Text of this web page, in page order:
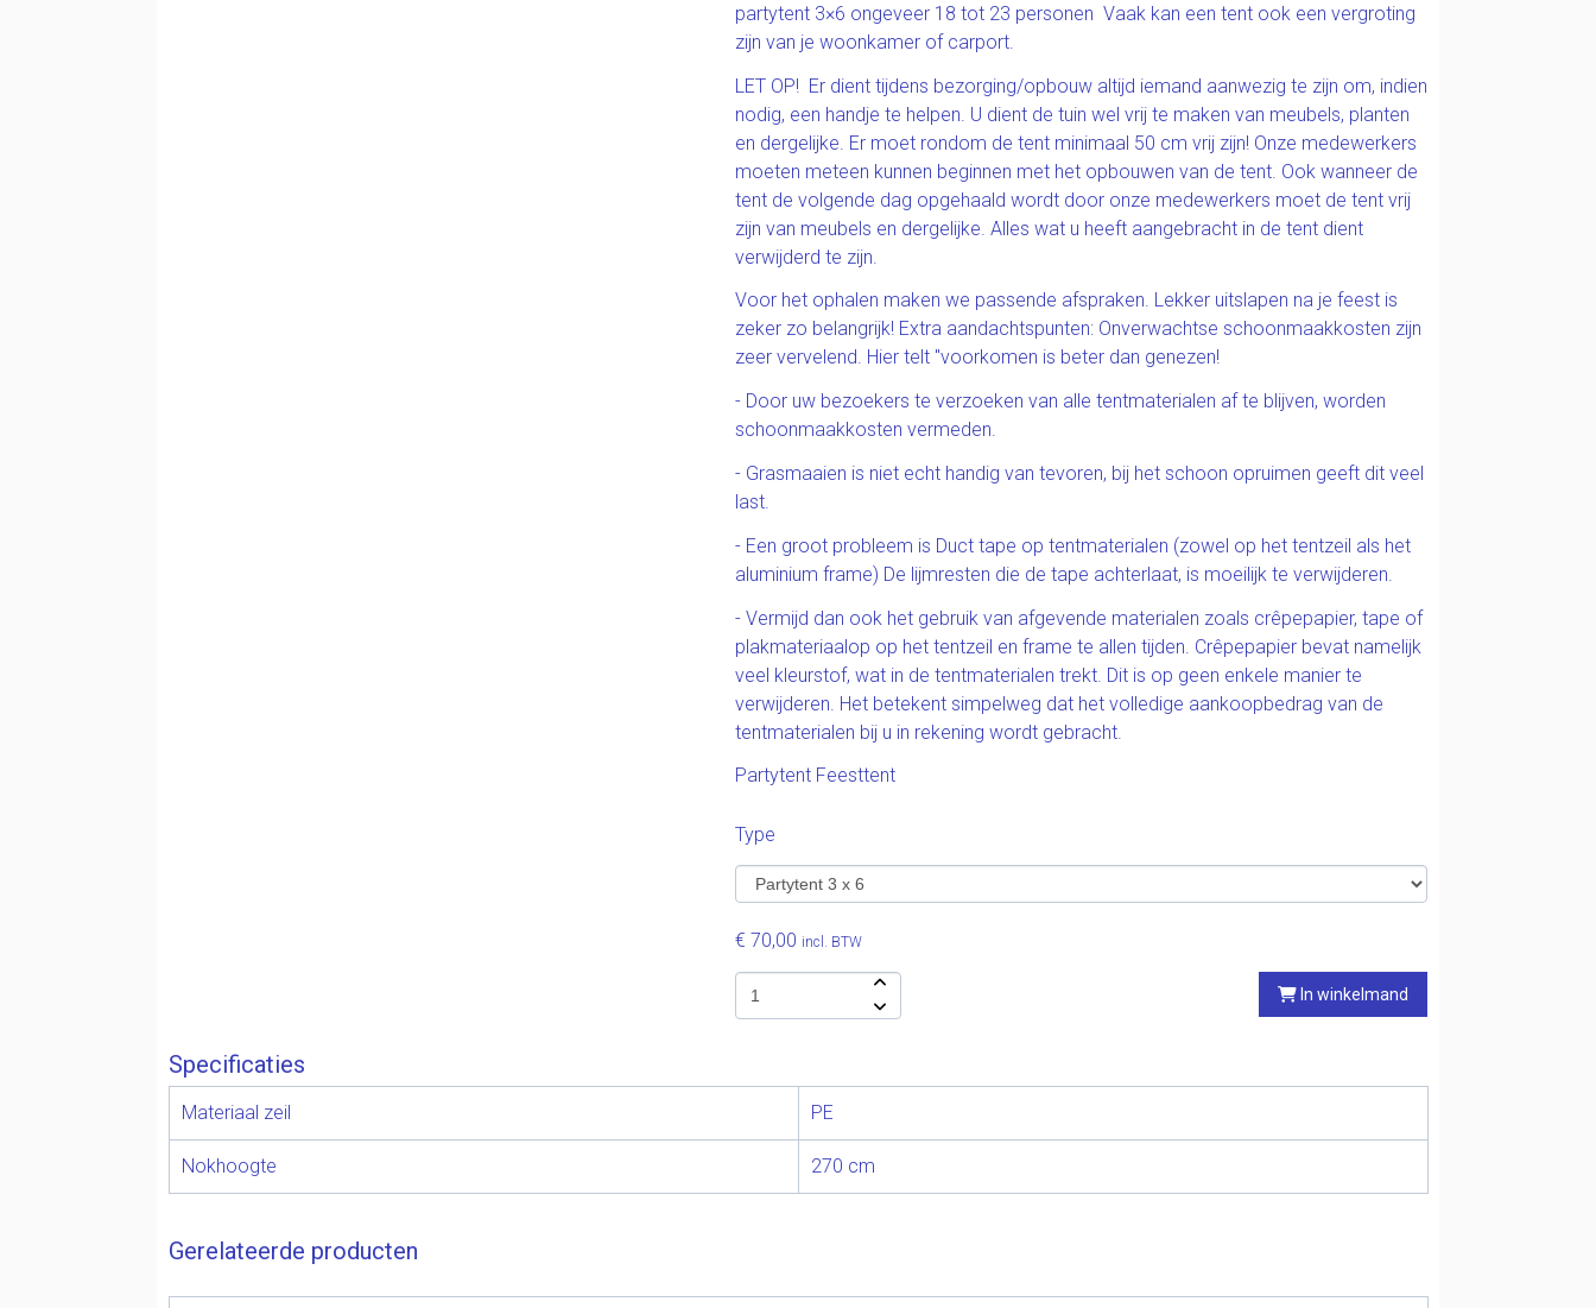
partytent 3×6 ongeveer 18 tot 23 personen Vaak kan een tent ook een vergroting
zijn van je woonkamer of carport.
LET OP! Er dient tijdens bezorging/opbouw altijd iemand aanwezig te zijn om, indien
nodig, een handje te helpen. U dient de tuin wel vrij te maken van meubels, planten
en dergelijke. Er moet rondom de tent minimaal 50 cm vrij zijn! Onze medewerkers
moeten meteen kunnen beginnen met het opbouwen van de tent. Ook wanneer de
tent de volgende dag opgehaald wordt door onze medewerkers moet de tent vrij
zijn van meubels en dergelijke. Alles wat u heeft aangebracht in de tent dient
verwijderd te zijn.
Voor het ophalen maken we passende afspraken. Lekker uitslapen na je feest is
zeker zo belangrijk! Extra aandachtspunten: Onverwachtse schoonmaakkosten zijn
zeer vervelend. Hier telt "voorkomen is beter dan genezen!
- Door uw bezoekers te verzoeken van alle tentmaterialen af te blijven, worden
schoonmaakkosten vermeden.
- Grasmaaien is niet echt handig van tevoren, bij het schoon opruimen geeft dit veel
last.
- Een groot probleem is Duct tape op tentmaterialen (zowel op het tentzeil als het
aluminium frame) De lijmresten die de tape achterlaat, is moeilijk te verwijderen.
- Vermijd dan ook het gebruik van afgevende materialen zoals crêpepapier, tape of
plakmateriaalop op het tentzeil en frame te allen tijden. Crêpepapier bevat namelijk
veel kleurstof, wat in de tentmaterialen trekt. Dit is op geen enkele manier te
verwijderen. Het betekent simpelweg dat het volledige aankoopbedrag van de
tentmaterialen bij u in rekening wordt gebracht.
Partytent Feesttent
Type
€ 70,00 incl. BTW
In winkelmand
Specificaties
Materiaal zeil PE
Nokhoogte 270 cm
Gerelateerde producten